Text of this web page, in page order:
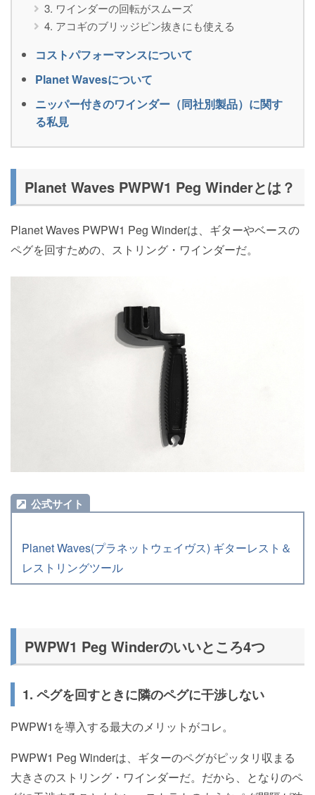
3. ワインダーの回転がスムーズ
4. アコギのブリッジピン抜きにも使える
コストパフォーマンスについて
Planet Wavesについて
ニッパー付きのワインダー（同社別製品）に関す
る私見
Planet Waves PWPW1 Peg Winderとは？
Planet Waves PWPW1 Peg Winderは、ギターやベースの
ペグを回すための、ストリング・ワインダーだ。
公式サイト
Planet Waves(プラネットウェイヴス) ギターレスト＆
レストリングツール
PWPW1 Peg Winderのいいところ4つ
1. ペグを回すときに隣のペグに干渉しない
PWPW1を導入する最大のメリットがコレ。
PWPW1 Peg Winderは、ギターのペグがピッタリ収まる
大きさのストリング・ワインダーだ。だから、となりのペ